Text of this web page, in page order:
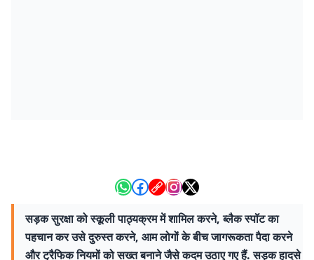
सड़क सुरक्षा को स्कूली पाठ्यक्रम में शामिल करने, ब्लैक स्पॉट का
पहचान कर उसे दुरुस्त करने, आम लोगों के बीच जागरूकता पैदा करने
और ट्रैफिक नियमों को सख्त बनाने जैसे कदम उठाए गए हैं. सड़क हादसे